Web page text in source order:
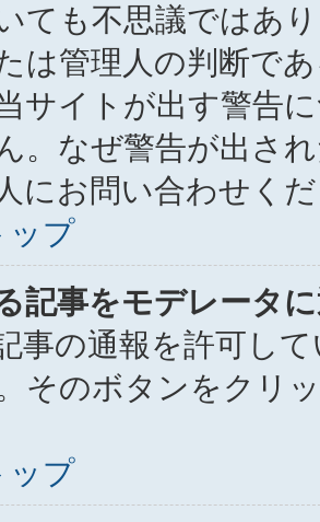
ても不思議ではあ
は管理人の判断で
サイトが出す警告
。なぜ警告が出さ
にお問い合わせく
ップ
記事をモデレータ
事の通報を許可し
そのボタンをクリ
ップ